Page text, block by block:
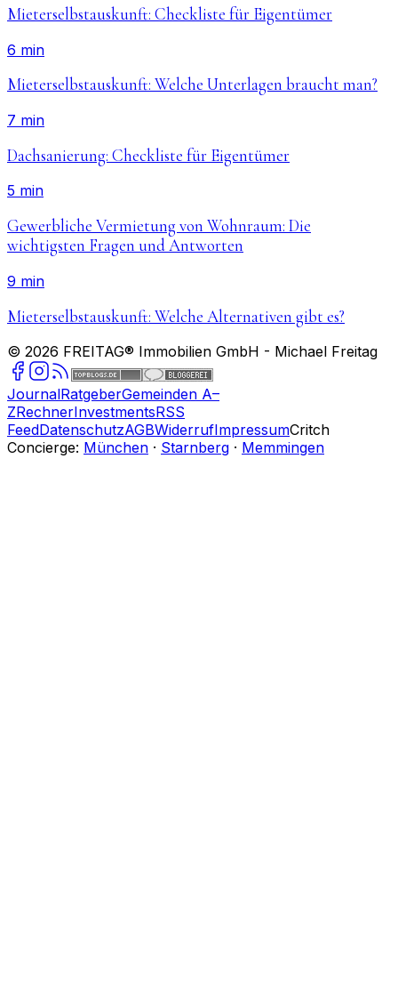
Mieterselbstauskunft: Checkliste für Eigentümer
6 min
Mieterselbstauskunft: Welche Unterlagen braucht man?
7 min
Dachsanierung: Checkliste für Eigentümer
5 min
Gewerbliche Vermietung von Wohnraum: Die
wichtigsten Fragen und Antworten
9 min
Mieterselbstauskunft: Welche Alternativen gibt es?
© 2026 FREITAG® Immobilien GmbH - Michael Freitag
JournalRatgeberGemeinden A–
ZRechnerInvestmentsRSS
FeedDatenschutzAGBWiderrufImpressumCritch
Concierge: München · Starnberg · Memmingen